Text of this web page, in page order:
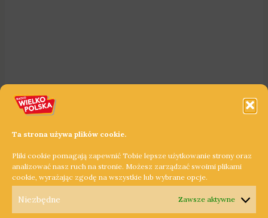
Ta strona używa plików cookie.
Pliki cookie pomagają zapewnić Tobie lepsze użytkowanie strony oraz
analizować nasz ruch na stronie. Możesz zarządzać swoimi plikami
cookie, wyrażając zgodę na wszystkie lub wybrane opcje.
Niezbędne Zawsze aktywne